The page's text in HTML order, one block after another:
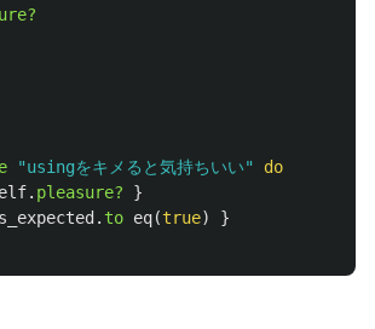
"usingをキメると気持ちいい"
do
. pleasure?
}
. to eq(true)
}